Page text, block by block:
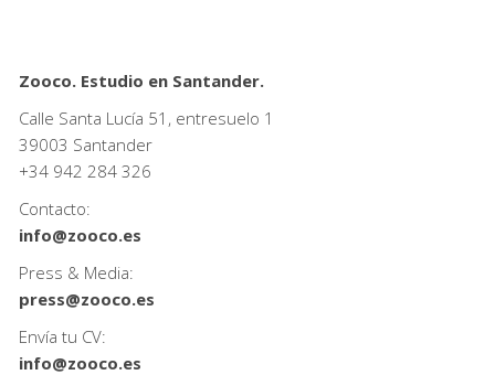
Zooco. Estudio en Santander.
Calle Santa Lucía 51, entresuelo 1
39003 Santander
+34 942 284 326
Contacto:
info@zooco.es
Press & Media:
press@zooco.es
Envía tu CV:
info@zooco.es